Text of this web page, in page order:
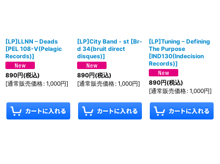
[LP]LLNN ‎– Deads
[PEL 108-V(Pelagic
Records)]
890円(税込)
[通常販売価格: 1,000円]
[LP]City Band - st [Br-
d 34(bruit direct
disques)]
890円(税込)
[通常販売価格: 1,000円]
[LP]Tuning ‎– Defining
The Purpose
[IND130(Indecision
Records)]
890円(税込)
[通常販売価格: 1,000円]